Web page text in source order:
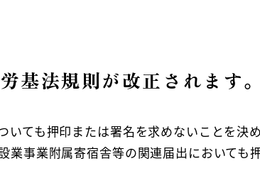
基法規則が改正されます。
ても押印または署名を求めないことを決め
事業附属寄宿舎等の関連届出においても